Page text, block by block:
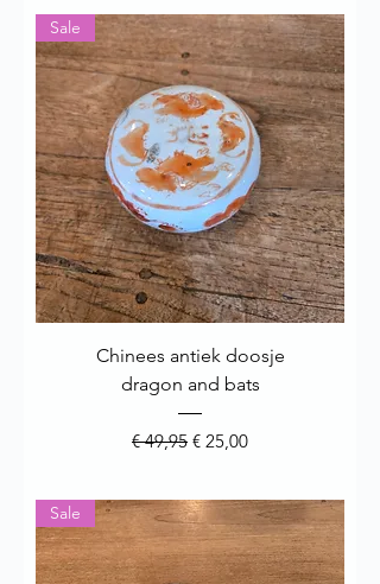
Sale
Chinees antiek doosje
dragon and bats
Normale prijs
€ 49,95 Verkoopprijs
€ 25,00
Sale